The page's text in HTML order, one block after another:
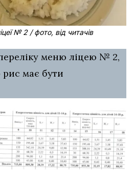
№ 2 / фото, від читачів
меню ліцею № 2,
рис має бути